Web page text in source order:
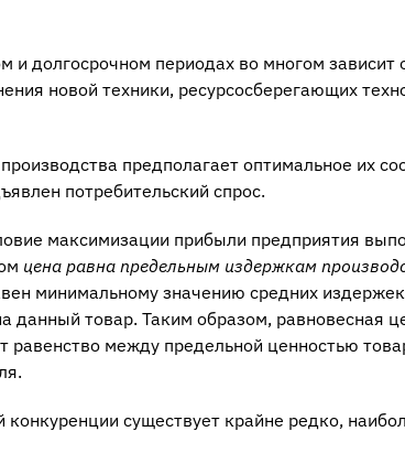
долгосрочном периодах во многом зависит
новой техники, ресурсосберегающих
предполагает оптимальное их
потребительский спрос.
максимизации прибыли предприятия
цена равна предельным издержкам
минимальному значению средних
данный товар. Таким образом, равновесная
равенство между предельной ценностью
существует крайне редко,